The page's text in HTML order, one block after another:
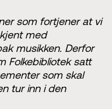
som fortjener at vi
med
musikken. Derfor
Folkebibliotek satt
som skal
tur inn i den